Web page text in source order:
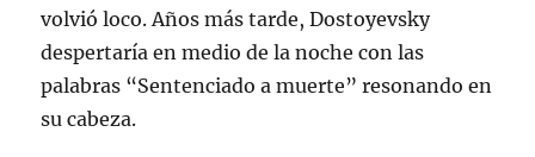
volvió loco. Años más tarde, Dostoyevsky
despertaría en medio de la noche con las
palabras “Sentenciado a muerte” resonando en
su cabeza.